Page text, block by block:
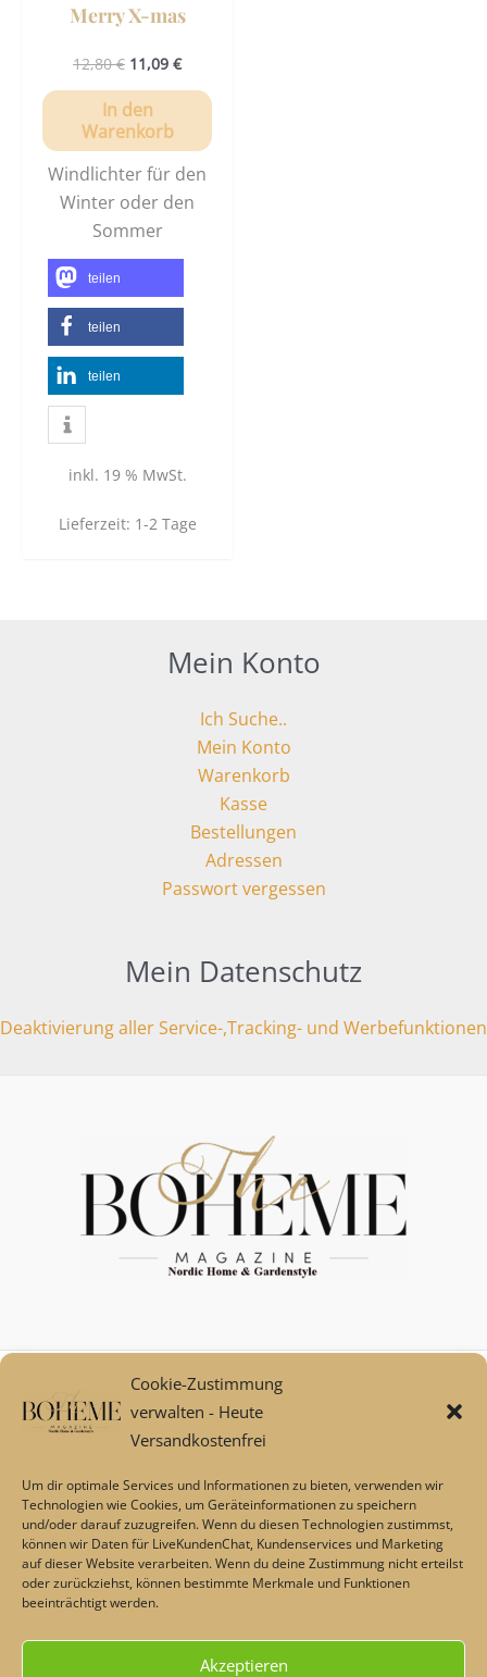
Cookie-Zustimmung
verwalten - Heute
Versandkostenfrei
Um dir optimale Services und Informationen zu bieten, verwenden wir
Technologien wie Cookies, um Geräteinformationen zu speichern
und/oder darauf zuzugreifen. Wenn du diesen Technologien zustimmst,
können wir Daten für LiveKundenChat, Kundenservices und Marketing
auf dieser Website verarbeiten. Wenn du deine Zustimmung nicht erteilst
oder zurückziehst, können bestimmte Merkmale und Funktionen
beeinträchtigt werden.
Akzeptieren
Merry X-mas
12,80€ 11,09 €
In den
Warenkorb
Windlichter für den
Winter oder den
Sommer
teilen
teilen
teilen
inkl. 19 % MwSt.
Lieferzeit: 1-2 Tage
Mein Konto
Ich Suche..
Mein Konto
Warenkorb
Kasse
Bestellungen
Adressen
Passwort vergessen
Mein Datenschutz
Deaktivierung aller Service-,Tracking- und Werbefunktionen
Mein Konto
Zahlungsarten
Versand und Retoure****
AGB
Impressum
Datenschutz
Über uns
Echtheit von Bewertungen
Barrierefreiheit